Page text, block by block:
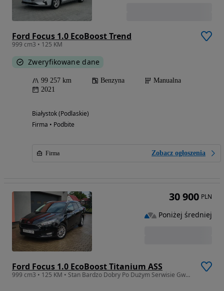
Ford Focus 1.0 EcoBoost Trend
999 cm3 • 125 KM
Zweryfikowane dane
99 257 km Benzyna
Manualna
2021
Białystok (Podlaskie)
Firma • Podbite
Firma Zobacz ogłoszenia
Ford Focus 1.0 EcoBoost Titanium ASS
999 cm3 • 125 KM • Stan Bardzo Dobry Po Dużym Serwisie Gwarancja
30 900 PLN
Poniżej średniej